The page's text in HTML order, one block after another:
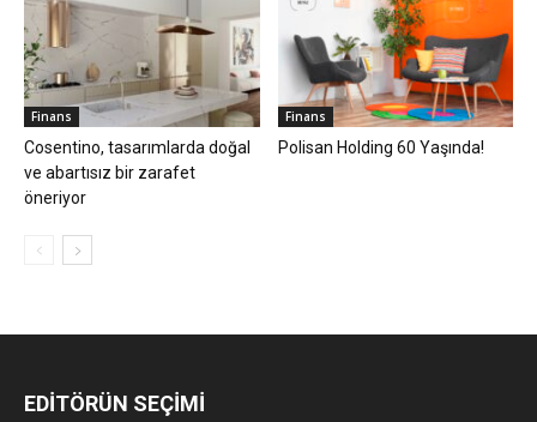
Finans
Cosentino, tasarımlarda doğal
ve abartısız bir zarafet
öneriyor
Finans
Polisan Holding 60 Yaşında!
EDİTÖRÜN SEÇİMİ